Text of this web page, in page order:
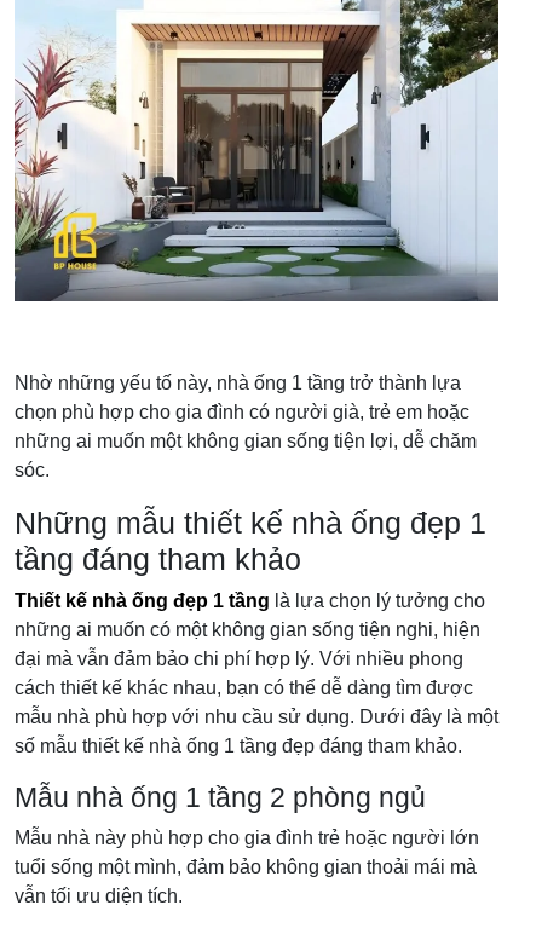
Nhờ những yếu tố này, nhà ống 1 tầng trở thành lựa
chọn phù hợp cho gia đình có người già, trẻ em hoặc
những ai muốn một không gian sống tiện lợi, dễ chăm
sóc.
Những mẫu thiết kế nhà ống đẹp 1
tầng đáng tham khảo
Thiết kế nhà ống đẹp 1 tầng là lựa chọn lý tưởng cho
những ai muốn có một không gian sống tiện nghi, hiện
đại mà vẫn đảm bảo chi phí hợp lý. Với nhiều phong
cách thiết kế khác nhau, bạn có thể dễ dàng tìm được
mẫu nhà phù hợp với nhu cầu sử dụng. Dưới đây là một
số mẫu thiết kế nhà ống 1 tầng đẹp đáng tham khảo.
Mẫu nhà ống 1 tầng 2 phòng ngủ
Mẫu nhà này phù hợp cho gia đình trẻ hoặc người lớn
tuổi sống một mình, đảm bảo không gian thoải mái mà
vẫn tối ưu diện tích.